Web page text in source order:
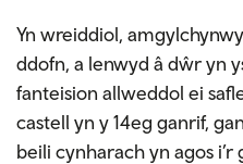
Yn wreiddiol,
ddofn, a lenwyd â dŵr yn
fanteision allweddol ei
castell yn y 14eg ganrif,
beili cynharach yn agos